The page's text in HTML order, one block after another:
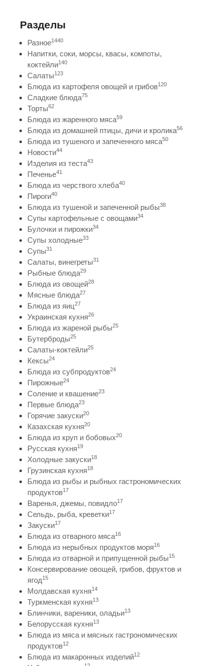
Разделы
Разное1440
Напитки, соки, морсы, квасы, компоты,
коктейли140
Салаты123
Блюда из картофеля овощей и грибов120
Сладкие блюда75
Торты62
Блюда из жаренного мяса59
Блюда из домашней птицы, дичи и кролика56
Блюда из тушеного и запеченного мяса50
Новости44
Изделия из теста43
Печенье41
Блюда из черствого хлеба40
Пироги40
Блюда из тушеной и запеченной рыбы38
Супы картофельные с овощами34
Булочки и пирожки34
Супы холодные33
Супы31
Салаты, винегреты31
Рыбные блюда29
Блюда из овощей28
Мясные блюда27
Блюда из яиц27
Украинская кухня26
Блюда из жареной рыбы25
Бутерброды25
Салаты-коктейли25
Кексы24
Блюда из субпродуктов24
Пирожные24
Соление и квашение23
Первые блюда23
Горячие закуски20
Казахская кухня20
Блюда из круп и бобовых20
Русская кухня19
Холодные закуски18
Грузинская кухня18
Блюда из рыбы и рыбных гастрономических
продуктов17
Варенья, джемы, повидло17
Сельдь, рыба, креветки17
Закуски17
Блюда из отварного мяса16
Блюда из нерыбных продуктов моря16
Блюда из отварной и припущенной рыбы15
Консервирование овощей, грибов, фруктов и
ягод15
Молдавская кухня14
Туркменская кухня13
Блинчики, вареники, оладьи13
Белорусская кухня13
Блюда из мяса и мясных гастрономических
продуктов12
Блюда из макаронных изделий12